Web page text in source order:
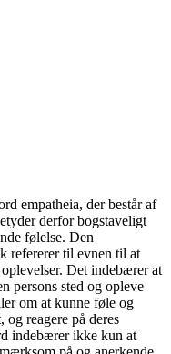
empatheia, der består af
derfor bogstaveligt
følelse. Den
refererer til evnen til at
Det indebærer at
persons sted og opleve
om at kunne føle og
og reagere på deres
indebærer ikke kun at